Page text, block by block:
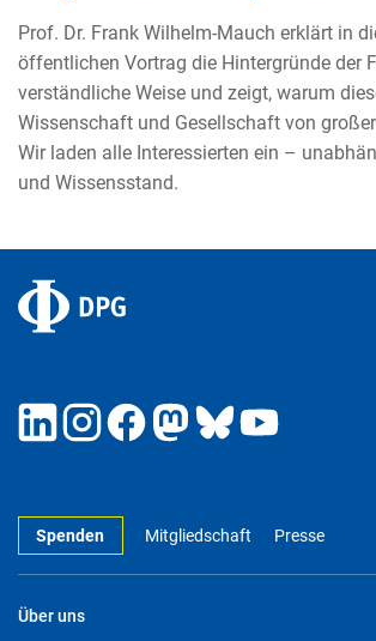
Prof. Dr. Frank Wilhelm-Mauch erklärt in
öffentlichen Vortrag die Hintergründe der
verständliche Weise und zeigt, warum
Wissenschaft und Gesellschaft von
Wir laden alle Interessierten ein –
und Wissensstand.
Spenden Mitgliedschaft Presse
Über uns